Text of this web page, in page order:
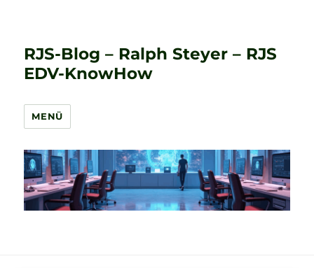
RJS-Blog – Ralph Steyer – RJS
EDV-KnowHow
MENÜ